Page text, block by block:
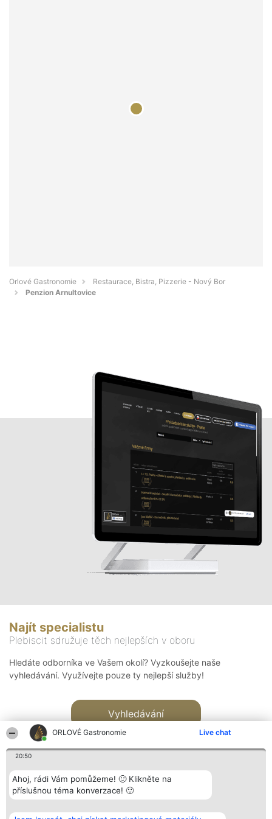
ORLOVÉ Gastronomie Live chat
20:50
Ahoj, rádi Vám pomůžeme! 🙂 Klikněte na
příslušnou téma konverzace! 🙂
Orlové Gastronomie
Restaurace, Bistra, Pizzerie - Nový Bor
Penzion Arnultovice
Najít specialistu
Plebiscit sdružuje těch nejlepších v oboru
Hledáte odborníka ve Vašem okolí? Vyzkoušejte naše
vyhledávání. Využívejte pouze ty nejlepší služby!
Vyhledávání
Bright Side Solutions sp. z o.
Vítězové
Kontakt